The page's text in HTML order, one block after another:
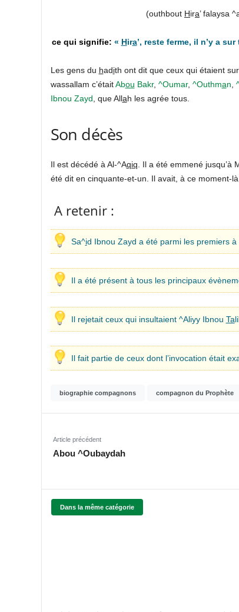
(outhbout Hira’ falaysa
« Hira’, reste ferme, il n’y a
Les gens du hadith ont dit que ceux qui étaient
wassallam c’étaitAbou Bakr, ^Oumar, ^Outhman
Ibnou Zayd , que Allah les agrée tous.
Son décès
Il est décédé à Al-^Aqiq . Il a été emmené jusqu’à
été dit en cinquante-et-un. Il avait, à ce moment-
A retenir :
Sa^id Ibnou Zayd a été parmi les premiers à
Il a été présent à tous les principaux
Il rejetait ceux qui insultaient ^Aliyy Ibnou Ta
Il fait partie de ceux dont l’invocation était
biographie compagnons compagnon du Prophète
Article précédent
Abou ^Oubaydah
Dans la même catégorie